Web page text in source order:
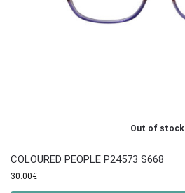
Out of stock
COLOURED PEOPLE P24573 S668
30.00€